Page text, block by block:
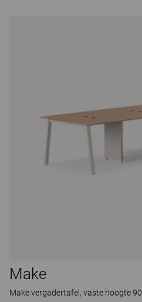
Make
Make vergadertafel, vaste hoogte 90